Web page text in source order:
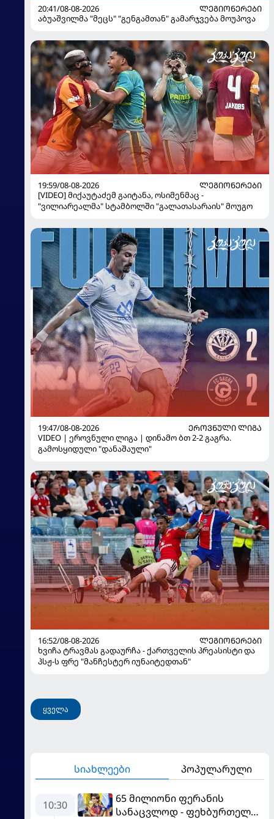
20:41/08-08-2026
ᲚᲔᲒᲘᲝᲜᲔᲠᲔᲑᲘ
აბუაშვილმა "მეცს" "გენგამთან" გამარჯვება მოუპოვა
19:59/08-08-2026
ᲚᲔᲒᲘᲝᲜᲔᲠᲔᲑᲘ
[VIDEO] მიქაუტაძემ გაიტანა, ოსიმენმაც -
"ვილიარეალმა" სტამბოლში "გალათასარაის" მოუგო
19:47/08-08-2026
ᲔᲠᲝᲕᲜᲣᲚᲘ ᲚᲘᲒᲐ
VIDEO | ეროვნული ლიგა | დინამო ბთ 2-2 გაგრა.
გამოსყიდული "დანაშაული"
16:52/08-08-2026
ᲚᲔᲒᲘᲝᲜᲔᲠᲔᲑᲘ
ხვიჩა ტრავმას გადაურჩა - ქართველის პრეასისტი და
პსჟ-ს ფრე "მანჩესტერ იუნაიტედთან"
ყველა
სიახლეები პოპულარული
10:30
65 მილიონი ფერანის
სანაცვლოდ - ფეხბურთელს